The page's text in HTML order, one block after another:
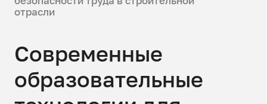
отрасли
Современные
образовательные